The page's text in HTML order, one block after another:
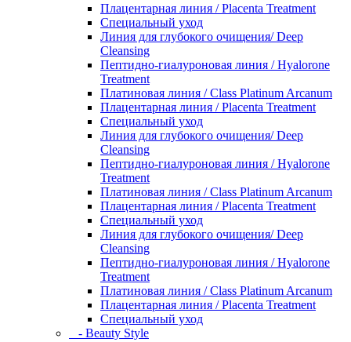
Плацентарная линия / Placenta Treatment
Специальный уход
Линия для глубокого очищения/ Deep
Cleansing
Пептидно-гиалуроновая линия / Hyalorone
Treatment
Платиновая линия / Class Platinum Arcanum
Плацентарная линия / Placenta Treatment
Специальный уход
Линия для глубокого очищения/ Deep
Cleansing
Пептидно-гиалуроновая линия / Hyalorone
Treatment
Платиновая линия / Class Platinum Arcanum
Плацентарная линия / Placenta Treatment
Специальный уход
Линия для глубокого очищения/ Deep
Cleansing
Пептидно-гиалуроновая линия / Hyalorone
Treatment
Платиновая линия / Class Platinum Arcanum
Плацентарная линия / Placenta Treatment
Специальный уход
- Beauty Style